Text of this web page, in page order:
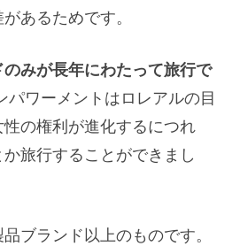
あるためです。
みが長年にわたって旅行で
パワーメントはロレアルの目
の権利が進化するにつれ
旅行することができまし
ブランド以上のものです。